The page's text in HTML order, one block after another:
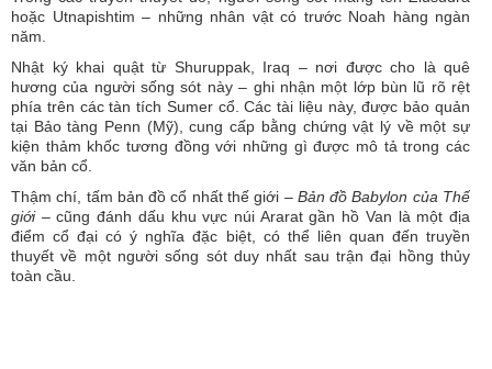
hoặc Utnapishtim – những nhân vật có trước Noah hàng ngàn
năm.
Nhật ký khai quật từ Shuruppak, Iraq – nơi được cho là quê
hương của người sống sót này – ghi nhận một lớp bùn lũ rõ rệt
phía trên các tàn tích Sumer cổ. Các tài liệu này, được bảo quản
tại Bảo tàng Penn (Mỹ), cung cấp bằng chứng vật lý về một sự
kiện thảm khốc tương đồng với những gì được mô tả trong các
văn bản cổ.
Thậm chí, tấm bản đồ cổ nhất thế giới – Bản đồ Babylon của Thế
giới– cũng đánh dấu khu vực núi Ararat gần hồ Van là một địa
điểm cổ đại có ý nghĩa đặc biệt, có thể liên quan đến truyền
thuyết về một người sống sót duy nhất sau trận đại hồng thủy
toàn cầu.